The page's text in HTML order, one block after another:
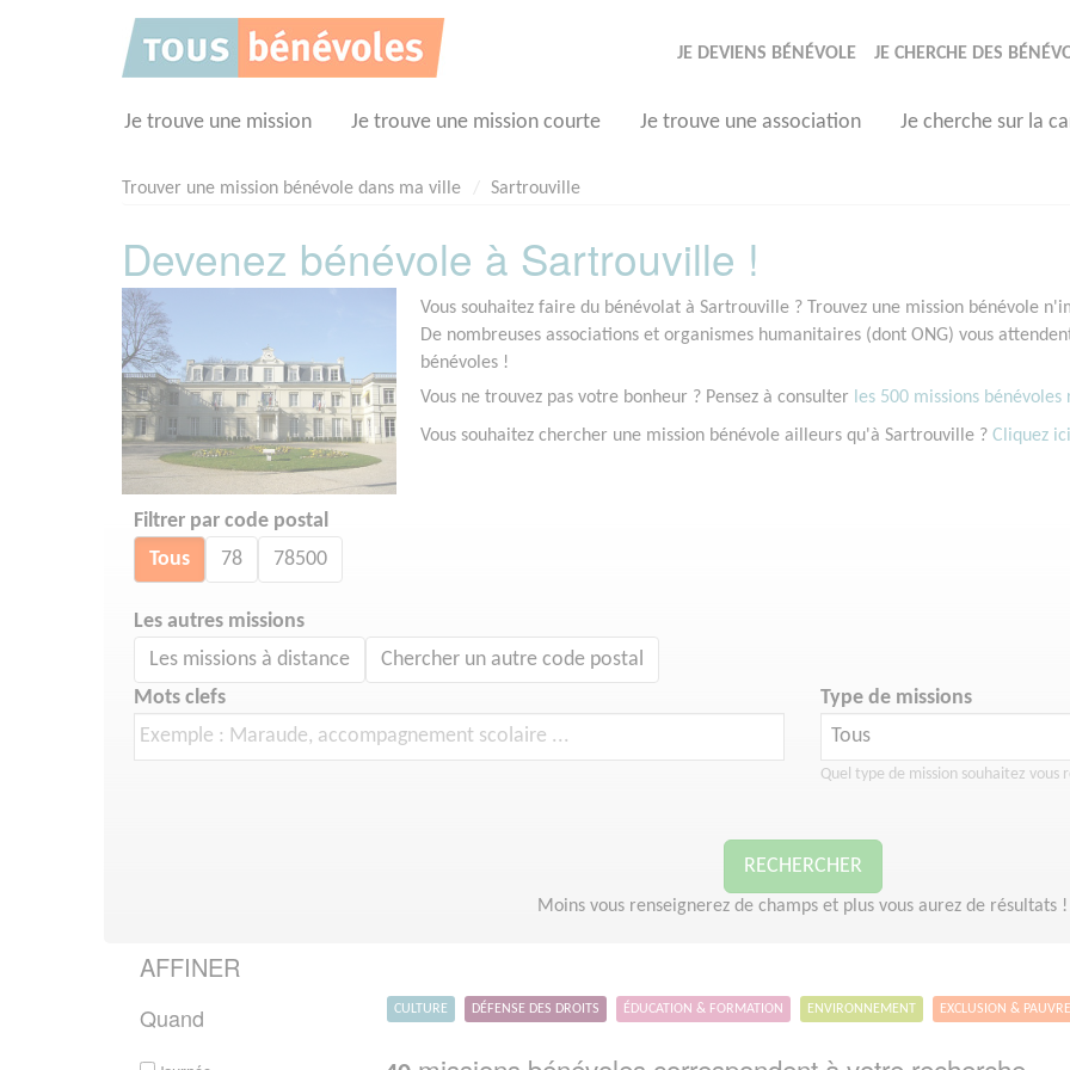
JE DEVIENS BÉNÉVOLE JE CHERCHE DES
Je trouve une mission Je trouve une mission courte Je trouve une association Je cherche sur la
Trouver une mission bénévole dans ma ville Sartrouville
Devenez bénévole à Sartrouville !
Vous souhaitez faire du bénévolat à Sartrouville ? Trouvez une mission bénévole
De nombreuses associations et organismes humanitaires (dont ONG) vous
bénévoles !
Vous ne trouvez pas votre bonheur ? Pensez à consulter les 500 missions
Vous souhaitez chercher une mission bénévole ailleurs qu'à Sartrouville ? Cliquez
Filtrer par code postal
Tous 78 78500
Les autres missions
Les missions à distance Chercher un autre code postal
Mots clefs Type de missions
Quel type de mission souhaitez vous
RECHERCHER
Moins vous renseignerez de champs et plus vous aurez de résultats !
AFFINER
Quand CULTURE DÉFENSE DES DROITS ÉDUCATION & FORMATION ENVIRONNEMENT EXCLUSION &